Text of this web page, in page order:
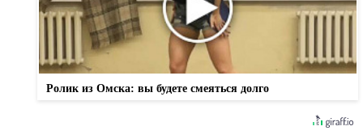
Ролик из Омска: вы будете смеяться долго